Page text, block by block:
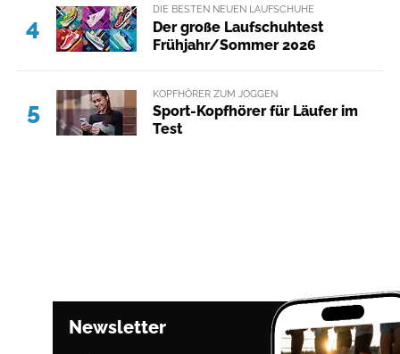
4
DIE BESTEN NEUEN LAUFSCHUHE
Der große Laufschuhtest
Frühjahr/Sommer 2026
5
KOPFHÖRER ZUM JOGGEN
Sport-Kopfhörer für Läufer im
Test
Newsletter